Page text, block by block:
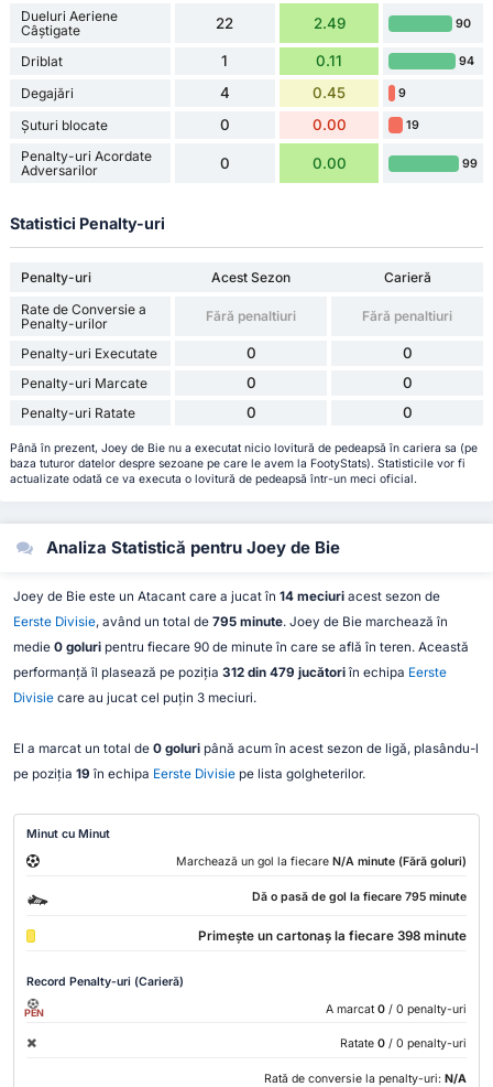
Dueluri Aeriene
Câștigate
22 2.49 90
Driblat 1 0.11 94
Degajări 4 0.45 9
Șuturi blocate 0 0.00 19
Penalty-uri Acordate
Adversarilor
0 0.00 99
Statistici Penalty-uri
Penalty-uri Acest Sezon
Carieră
Rate de Conversie a
Penalty-urilor
Fără penaltiuri Fără penaltiuri
Penalty-uri Executate 0 0
Penalty-uri Marcate 0 0
Penalty-uri Ratate 0 0
Până în prezent, Joey de Bie nu a executat nicio lovitură de pedeapsă în cariera sa (pe
baza tuturor datelor despre sezoane pe care le avem la FootyStats). Statisticile vor fi
actualizate odată ce va executa o lovitură de pedeapsă într-un meci oficial.
Analiza Statistică pentru Joey de Bie
Joey de Bie este un Atacant care a jucat în 14 meciuriacest sezon de
Eerste Divisie, având un total de 795 minute. Joey de Bie marchează în
medie 0 goluripentru fiecare 90 de minute în care se află în teren. Această
performanță îl plasează pe poziția 312 din 479 jucătoriîn echipa Eerste
Divisiecare au jucat cel puțin 3 meciuri.
El a marcat un total de 0 goluripână acum în acest sezon de ligă, plasându-l
pe poziția 19 în echipa Eerste Divisiepe lista golgheterilor.
Minut cu Minut
Marchează un gol la fiecare N/A minute (Fără goluri)
Dă o pasă de gol la fiecare 795 minute
Primește un cartonaș la fiecare 398 minute
Record Penalty-uri (Carieră)
PEN A marcat 0 / 0 penalty-uri
Ratate 0 / 0 penalty-uri
Rată de conversie la penalty-uri: N/A